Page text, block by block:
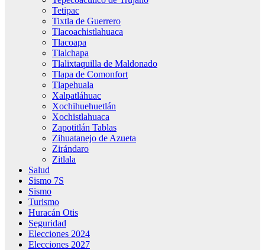
Tetipac
Tixtla de Guerrero
Tlacoachistlahuaca
Tlacoapa
Tlalchapa
Tlalixtaquilla de Maldonado
Tlapa de Comonfort
Tlapehuala
Xalpatláhuac
Xochihuehuetlán
Xochistlahuaca
Zapotitlán Tablas
Zihuatanejo de Azueta
Zirándaro
Zitlala
Salud
Sismo 7S
Sismo
Turismo
Huracán Otis
Seguridad
Elecciones 2024
Elecciones 2027